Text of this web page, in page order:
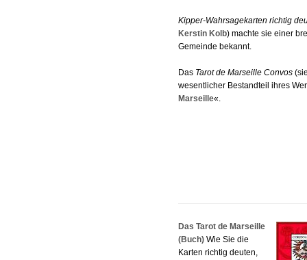
Kipper-Wahrsagekarten richtig
Kerstin Kolb) machte sie einer
Gemeinde bekannt.
Das Tarot de Marseille Convos
wesentlicher Bestandteil ihres
Marseille«.
Das Tarot de Marseille
(Buch) Wie Sie die
Karten richtig deuten,